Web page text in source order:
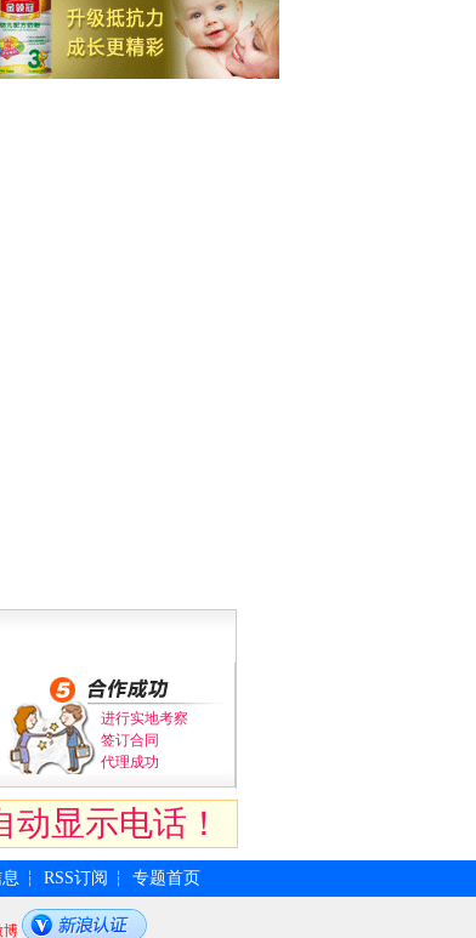
进行实地考察
签订合同
代理成功
显示电话！
┆ RSS订阅 ┆ 专题首页
博